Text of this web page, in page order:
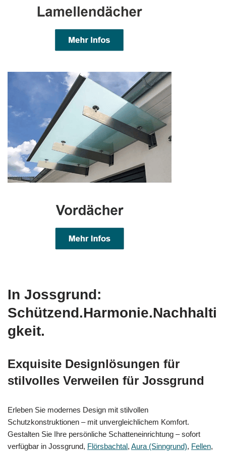
In Jossgrund:
Schützend.Harmonie.Nachhalti
gkeit.
Exquisite Designlösungen für
stilvolles Verweilen für Jossgrund
Erleben Sie modernes Design mit stilvollen
Schutzkonstruktionen – mit unvergleichlichem Komfort.
Gestalten Sie Ihre persönliche Schatteneinrichtung – sofort
verfügbar in Jossgrund, Flörsbachtal, Aura (Sinngrund), Fellen,